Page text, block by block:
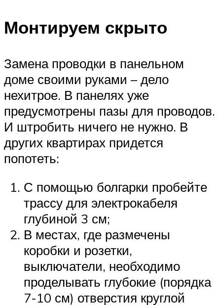
Монтируем скрыто
Замена проводки в панельном
доме своими руками – дело
нехитрое. В панелях уже
предусмотрены пазы для проводов.
И штробить ничего не нужно. В
других квартирах придется
попотеть:
С помощью болгарки пробейте
трассу для электрокабеля
глубиной 3 см;
В местах, где размечены
коробки и розетки,
выключатели, необходимо
проделывать глубокие (порядка
7-10 см) отверстия круглой